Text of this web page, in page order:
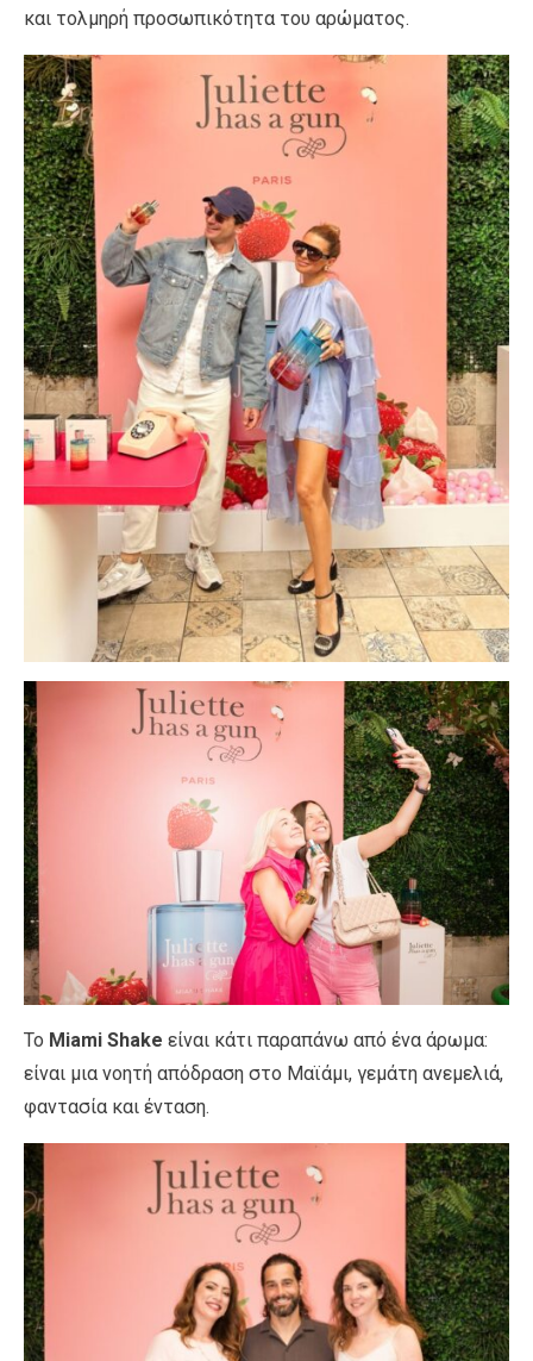
και τολμηρή προσωπικότητα του αρώματος.
Το Miami Shake είναι κάτι παραπάνω από ένα άρωμα:
είναι μια νοητή απόδραση στο Μαϊάμι, γεμάτη ανεμελιά,
φαντασία και ένταση.